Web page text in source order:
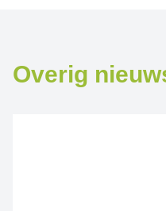
Overig